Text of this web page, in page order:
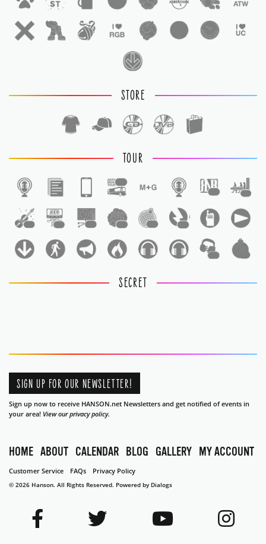
STORE
TOUR
SECRET
SIGN UP FOR OUR NEWSLETTER!
Sign up now to receive HANSON.net Newsletters and get notified of events in
your area! View our privacy policy.
HOME ABOUT CALENDAR BLOG GALLERY MY ACCOUNT
Customer Service FAQs Privacy Policy
© 2026 Hanson. All Rights Reserved. Powered by Dialogs